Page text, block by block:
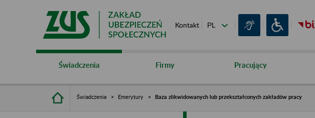
Kontakt
Świadczenia Firmy Pracujący
Świadczenia Emerytury Baza zlikwidowanych lub przekształconych zakładów pracy